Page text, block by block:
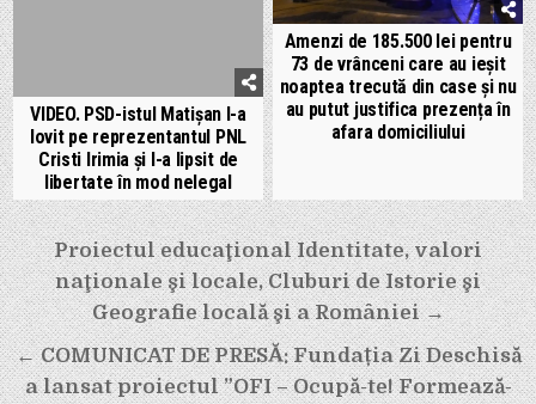
VIDEO. PSD-istul Matișan l-a
lovit pe reprezentantul PNL
Cristi Irimia și l-a lipsit de
libertate în mod nelegal
Amenzi de 185.500 lei pentru
73 de vrânceni care au ieșit
noaptea trecută din case și nu
au putut justifica prezența în
afara domiciliului
Navigare
în
articole
Proiectul educaţional Identitate, valori
naţionale şi locale, Cluburi de Istorie şi
Geografie locală şi a României →
← COMUNICAT DE PRESĂ: Fundația Zi Deschisă
a lansat proiectul ”OFI – Ocupă-te! Formează-